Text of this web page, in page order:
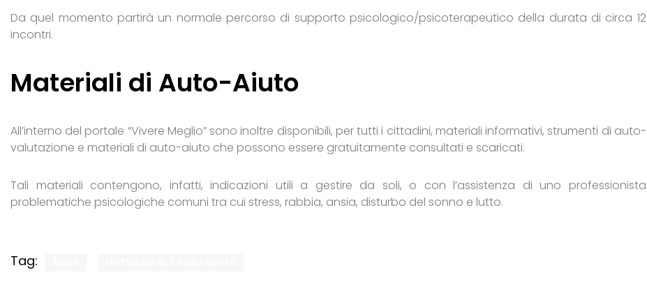
Da quel momento partirà un normale percorso di supporto psicologico/psicoterapeutico della durata di circa 12
incontri.
Materiali di Auto-Aiuto
All’interno del portale “Vivere Meglio” sono inoltre disponibili, per tutti i cittadini, materiali informativi, strumenti di auto-
valutazione e materiali di auto-aiuto che possono essere gratuitamente consultati e scaricati.
Tali materiali contengono, infatti, indicazioni utili a gestire da soli, o con l’assistenza di uno professionista
problematiche psicologiche comuni tra cui stress, rabbia, ansia, disturbo del sonno e lutto.
Tag: